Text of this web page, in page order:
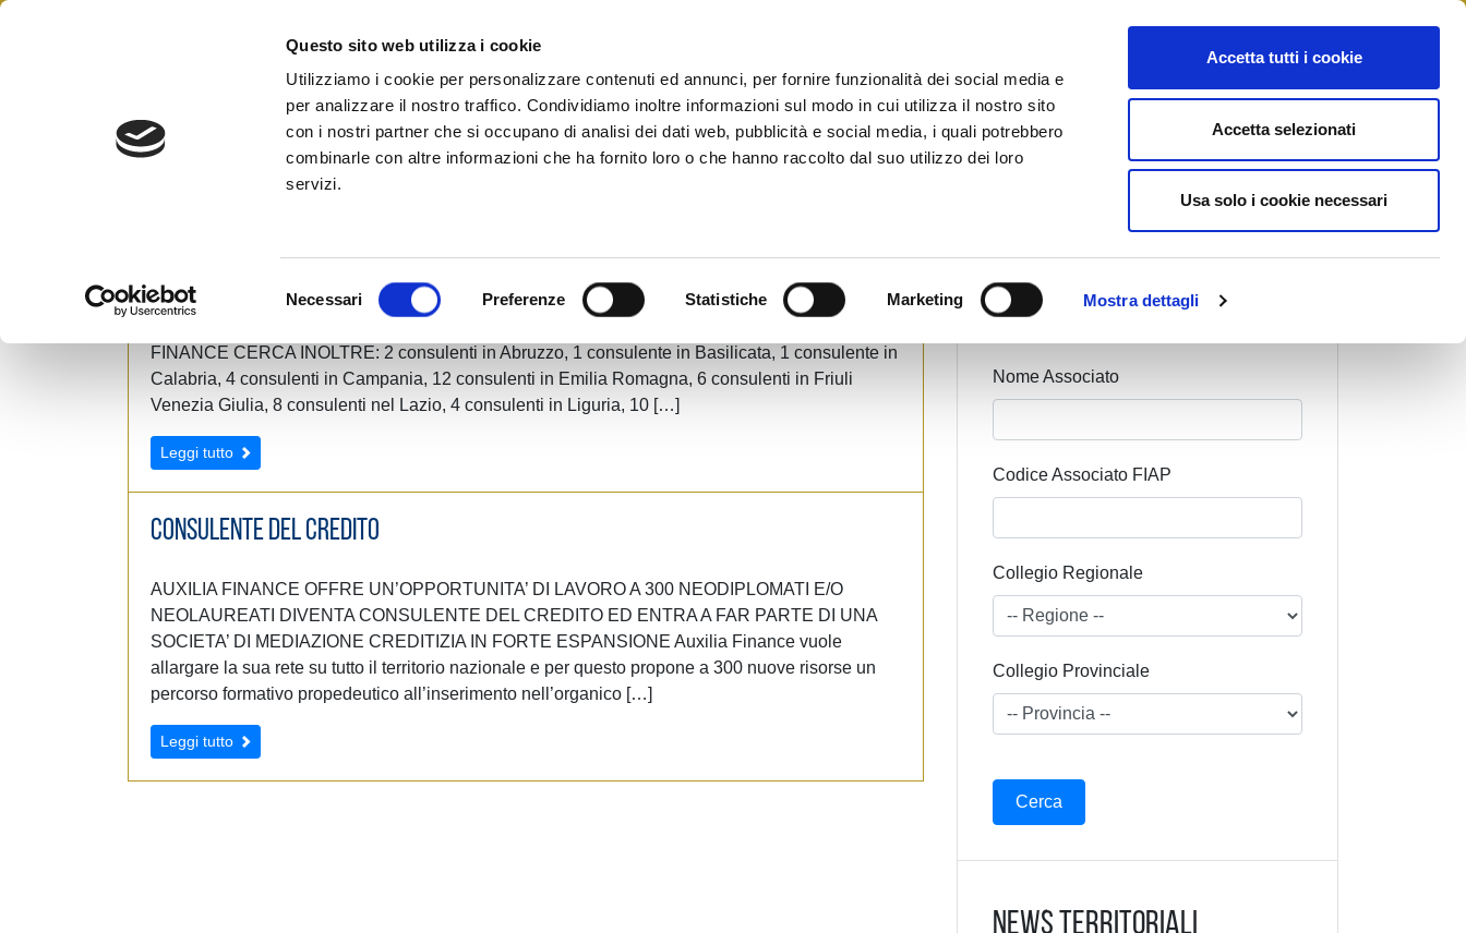
Questo sito web utilizza i cookie
Utilizziamo i cookie per personalizzare contenuti ed annunci, per fornire funzionalità dei social media e
per analizzare il nostro traffico. Condividiamo inoltre informazioni sul modo in cui utilizza il nostro sito
con i nostri partner che si occupano di analisi dei dati web, pubblicità e social media, i quali potrebbero
combinarle con altre informazioni che ha fornito loro o che hanno raccolto dal suo utilizzo dei loro
servizi.
e
z
e
d
c
o
n
s
e
o
Necessari Preferenze Statistiche Marketing Mostra dettagli
Accetta tutti i cookie
Accetta selezionati
Usa solo i cookie necessari
Skip
Federazione Italiana Agenti Immobiliari Professionali
Offerte lavoro
FINANCE CERCA INOLTRE: 2 consulenti in Abruzzo, 1 consulente in Basilicata, 1 consulente in
Calabria, 4 consulenti in Campania, 12 consulenti in Emilia Romagna, 6 consulenti in Friuli
Venezia Giulia, 8 consulenti nel Lazio, 4 consulenti in Liguria, 10 […]
Leggi tutto
Consulente del Credito
AUXILIA FINANCE OFFRE UN’OPPORTUNITA’ DI LAVORO A 300 NEODIPLOMATI E/O
NEOLAUREATI DIVENTA CONSULENTE DEL CREDITO ED ENTRA A FAR PARTE DI UNA
SOCIETA’ DI MEDIAZIONE CREDITIZIA IN FORTE ESPANSIONE Auxilia Finance vuole
allargare la sua rete su tutto il territorio nazionale e per questo propone a 300 nuove risorse un
percorso formativo propedeutico all’inserimento nell’organico […]
Leggi tutto
Cognome Associato
Nome Associato
Codice Associato FIAP
Collegio Regionale
Collegio Provinciale
News Territoriali